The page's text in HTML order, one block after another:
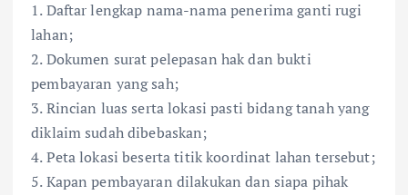
1. Daftar lengkap nama-nama penerima ganti rugi
lahan;
2. Dokumen surat pelepasan hak dan bukti
pembayaran yang sah;
3. Rincian luas serta lokasi pasti bidang tanah yang
diklaim sudah dibebaskan;
4. Peta lokasi beserta titik koordinat lahan tersebut;
5. Kapan pembayaran dilakukan dan siapa pihak